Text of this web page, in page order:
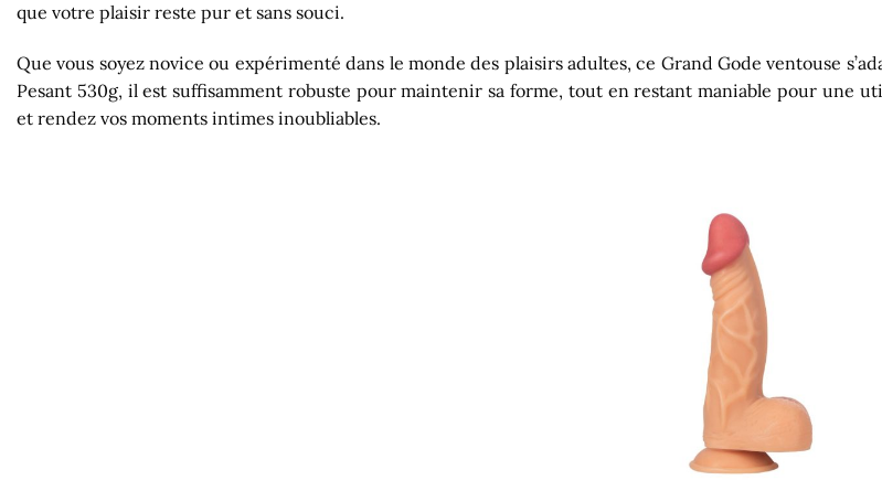
que votre plaisir reste pur et sans souci.
Que vous soyez novice ou expérimenté dans le monde des plaisirs adultes, ce Grand Gode ventouse
Pesant 530g, il est suffisamment robuste pour maintenir sa forme, tout en restant maniable pour une
et rendez vos moments intimes inoubliables.